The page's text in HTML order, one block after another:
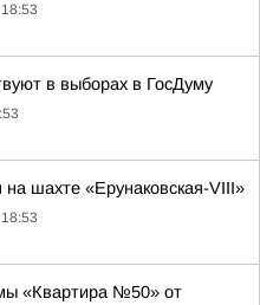
в выборах в ГосДуму
на шахте «Ерунаковская-VIII»
«Квартира №50» от